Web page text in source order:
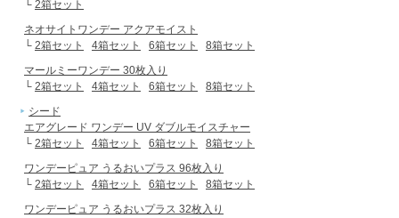
└ 2箱セット
ネオサイトワンデー アクアモイスト
└ 2箱セット 4箱セット 6箱セット
8箱セット
マールミーワンデー 30枚入り
└ 2箱セット 4箱セット 6箱セット
8箱セット
シード
エアグレード ワンデー UV ダブルモイスチャー
└ 2箱セット 4箱セット 6箱セット
8箱セット
ワンデーピュア うるおいプラス 96枚入り
└ 2箱セット 4箱セット 6箱セット
8箱セット
ワンデーピュア うるおいプラス 32枚入り